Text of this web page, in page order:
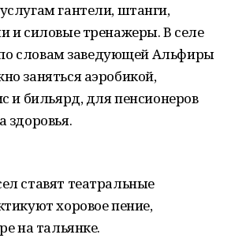
гантели, штанги,
и силовые тренажеры. В селе
по словам заведующей Альфиры
заняться аэробикой,
и бильярд, для пенсионеров
здоровья.
ставят театральные
хоровое пение,
на тальянке.